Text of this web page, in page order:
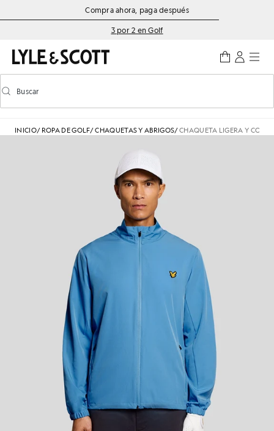
Saltar al contenido principal
Información de accesibilidadCompra ahora, paga después
3 por 2 en Golf
Activar/desactivar la búsqueda predictiva
Buscar
INICIO/ ROPA DE GOLF/CHAQUETAS Y ABRIGOS/CHAQUETA LIGERA Y